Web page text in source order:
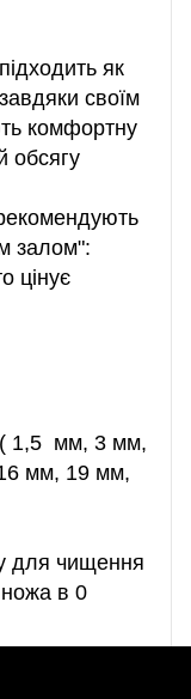
як
своїм
комфортну
обсягу
залом":
цінує
1,5 мм, 3 мм,
мм, 19 мм,
для чищення
ножа в 0